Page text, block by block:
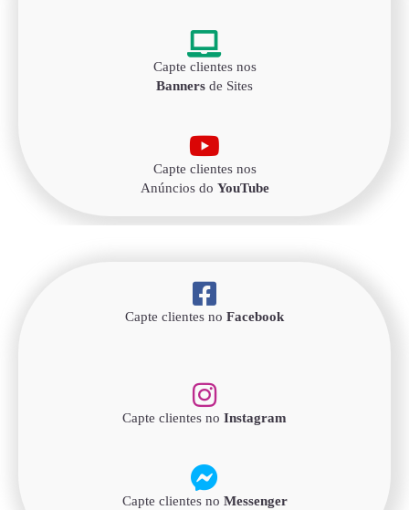
Capte clientes nos
Banners de Sites
Capte clientes nos
Anúncios do YouTube
Capte clientes no Facebook
Capte clientes no Instagram
Capte clientes no Messenger